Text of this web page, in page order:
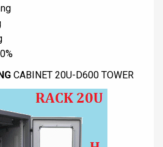
CABINET 20U-D600 TOWER